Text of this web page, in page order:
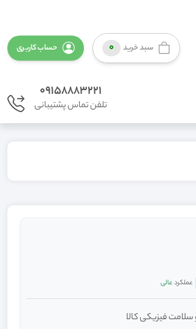
سبد خرید 0 حساب کاربری
09158883221
تلفن تماس پشتیبانی
عملکردعالی
سلامت فیزیکی کالا